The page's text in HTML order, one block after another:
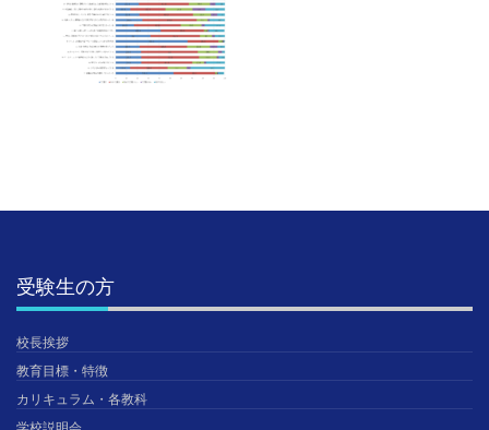
受験生の方
校長挨拶
教育目標・特徴
カリキュラム・各教科